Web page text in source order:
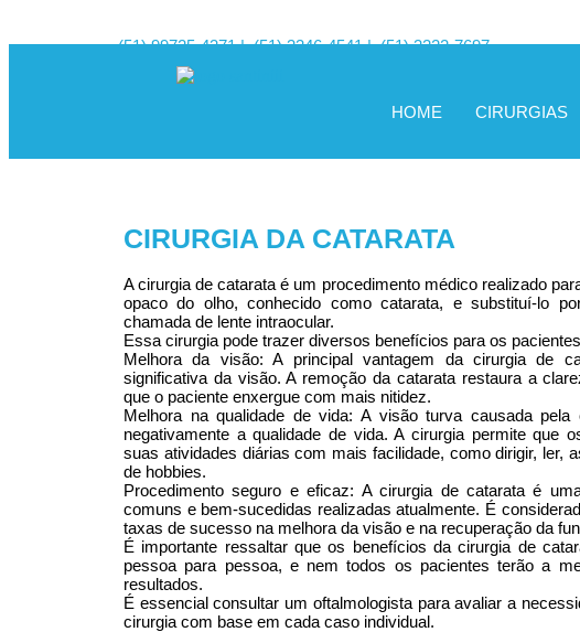
(51) 99725-4371 |(51) 3346-4541|(51) 3222-7697
HOME CIRURGIAS
CIRURGIA DA CATARATA
A cirurgia de catarata é um procedimento médico realizado
opaco do olho, conhecido como catarata, e substituí-lo
chamada de lente intraocular.
Essa cirurgia pode trazer diversos benefícios para os
Melhora da visão: A principal vantagem da cirurgia de
significativa da visão. A remoção da catarata restaura a
que o paciente enxergue com mais nitidez.
Melhora na qualidade de vida: A visão turva causada pela
negativamente a qualidade de vida. A cirurgia permite que
suas atividades diárias com mais facilidade, como dirigir, ler,
de hobbies.
Procedimento seguro e eficaz: A cirurgia de catarata é
comuns e bem-sucedidas realizadas atualmente. É
taxas de sucesso na melhora da visão e na recuperação da
É importante ressaltar que os benefícios da cirurgia de
pessoa para pessoa, e nem todos os pacientes terão a
resultados.
É essencial consultar um oftalmologista para avaliar a
cirurgia com base em cada caso individual.